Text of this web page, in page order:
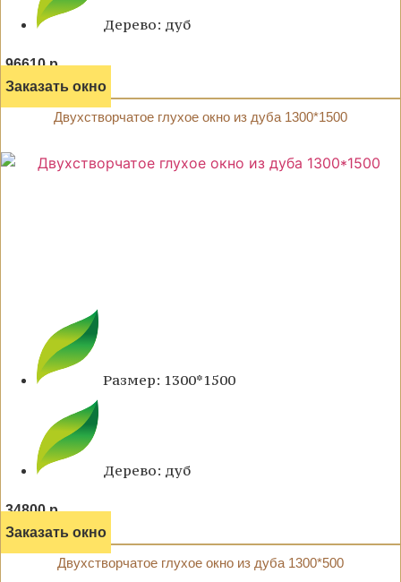
Дерево: дуб
96610 р.
Заказать окно
Двухстворчатое глухое окно из дуба 1300*1500
Размер: 1300*1500
Дерево: дуб
34800 р.
Заказать окно
Двухстворчатое глухое окно из дуба 1300*500